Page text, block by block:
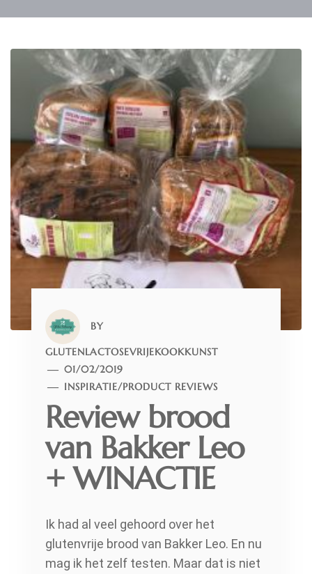
BY
GLUTENLACTOSEVRIJEKOOKKUNST
01/02/2019
INSPIRATIE/PRODUCT REVIEWS
Review brood
van Bakker Leo
+ WINACTIE
Ik had al veel gehoord over het
glutenvrije brood van Bakker Leo. En nu
mag ik het zelf testen. Maar dat is niet